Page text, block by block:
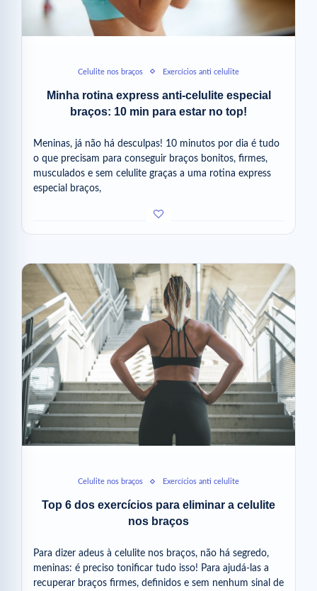
Celulite nos braços Exercícios anti celulite
Minha rotina express anti-celulite especial
braços: 10 min para estar no top!
Meninas, já não há desculpas! 10 minutos por dia é tudo
o que precisam para conseguir braços bonitos, firmes,
musculados e sem celulite graças a uma rotina express
especial braços,
Celulite nos braços Exercícios anti celulite
Top 6 dos exercícios para eliminar a celulite
nos braços
Para dizer adeus à celulite nos braços, não há segredo,
meninas: é preciso tonificar tudo isso! Para ajudá-las a
recuperar braços firmes, definidos e sem nenhum sinal de